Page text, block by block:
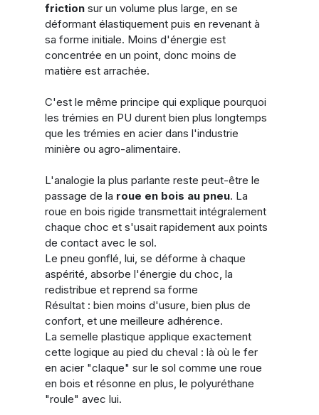
friction sur un volume plus large, en se
déformant élastiquement puis en revenant à
sa forme initiale. Moins d'énergie est
concentrée en un point, donc moins de
matière est arrachée.
C'est le même principe qui explique pourquoi
les trémies en PU durent bien plus longtemps
que les trémies en acier dans l'industrie
minière ou agro-alimentaire.
L'analogie la plus parlante reste peut-être le
passage de la roue en bois au pneu. La
roue en bois rigide transmettait intégralement
chaque choc et s'usait rapidement aux points
de contact avec le sol.
Le pneu gonflé, lui, se déforme à chaque
aspérité, absorbe l'énergie du choc, la
redistribue et reprend sa forme
Résultat : bien moins d'usure, bien plus de
confort, et une meilleure adhérence.
La semelle plastique applique exactement
cette logique au pied du cheval : là où le fer
en acier "claque" sur le sol comme une roue
en bois et résonne en plus, le polyuréthane
"roule" avec lui.